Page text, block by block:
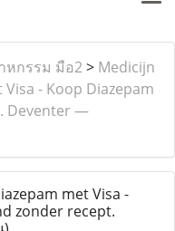
หกรรม มือ2> Medicijn
- Koop Diazepam
Deventer —
met Visa -
zonder recept.